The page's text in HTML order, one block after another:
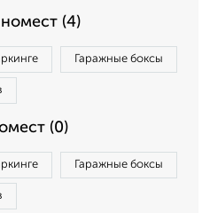
(4)
Гаражные боксы
(0)
Гаражные боксы